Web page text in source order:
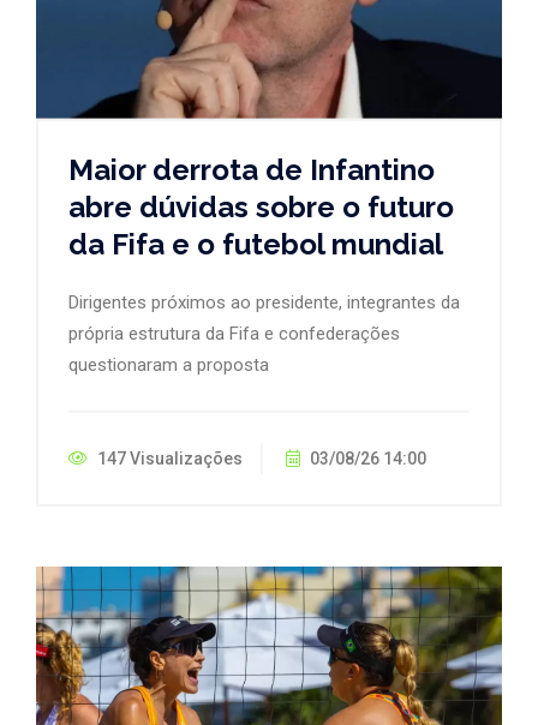
Maior derrota de Infantino
abre dúvidas sobre o futuro
da Fifa e o futebol mundial
Dirigentes próximos ao presidente, integrantes da
própria estrutura da Fifa e confederações
questionaram a proposta
147 Visualizações 03/08/26 14:00